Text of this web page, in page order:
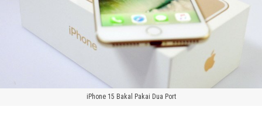
iPhone 15 Bakal Pakai Dua Port